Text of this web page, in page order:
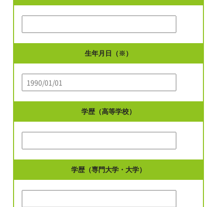
生年月日（※）
学歴（高等学校）
学歴（専門大学・大学）